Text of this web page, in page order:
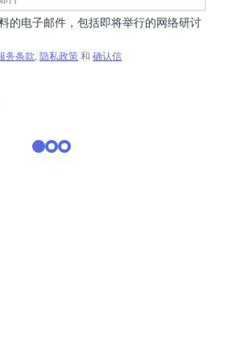
的电子邮件，包括即将举行的网络研讨
务条款, 隐私政策 和 确认信